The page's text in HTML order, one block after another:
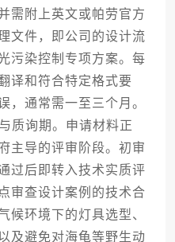
需附上英文或帕劳官方
文件，即公司的设计流
污染控制专项方案。每
译和符合特定格式要
，通常需一至三个月。
询期。申请材料正
主导的评审阶段。初审
过后即转入技术实质评
审查设计案例的技术合
候环境下的灯具选型、
及避免对海龟等野生动